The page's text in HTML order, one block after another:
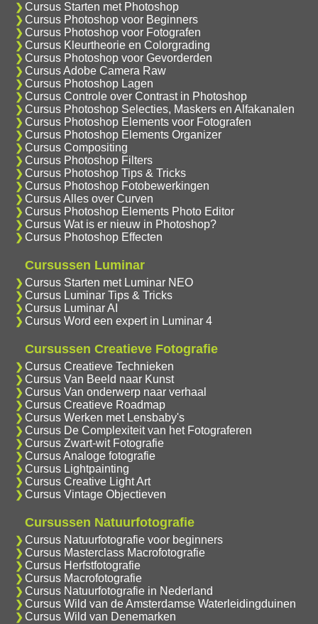
Cursus Starten met Photoshop
Cursus Photoshop voor Beginners
Cursus Photoshop voor Fotografen
Cursus Kleurtheorie en Colorgrading
Cursus Photoshop voor Gevorderden
Cursus Adobe Camera Raw
Cursus Photoshop Lagen
Cursus Controle over Contrast in Photoshop
Cursus Photoshop Selecties, Maskers en Alfakanalen
Cursus Photoshop Elements voor Fotografen
Cursus Photoshop Elements Organizer
Cursus Compositing
Cursus Photoshop Filters
Cursus Photoshop Tips & Tricks
Cursus Photoshop Fotobewerkingen
Cursus Alles over Curven
Cursus Photoshop Elements Photo Editor
Cursus Wat is er nieuw in Photoshop?
Cursus Photoshop Effecten
Cursussen Luminar
Cursus Starten met Luminar NEO
Cursus Luminar Tips & Tricks
Cursus Luminar AI
Cursus Word een expert in Luminar 4
Cursussen Creatieve Fotografie
Cursus Creatieve Technieken
Cursus Van Beeld naar Kunst
Cursus Van onderwerp naar verhaal
Cursus Creatieve Roadmap
Cursus Werken met Lensbaby's
Cursus De Complexiteit van het Fotograferen
Cursus Zwart-wit Fotografie
Cursus Analoge fotografie
Cursus Lightpainting
Cursus Creative Light Art
Cursus Vintage Objectieven
Cursussen Natuurfotografie
Cursus Natuurfotografie voor beginners
Cursus Masterclass Macrofotografie
Cursus Herfstfotografie
Cursus Macrofotografie
Cursus Natuurfotografie in Nederland
Cursus Wild van de Amsterdamse Waterleidingduinen
Cursus Wild van Denemarken